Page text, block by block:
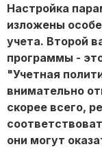
Настройка
изложены
учета. Второй
программы -
"Учетная
внимательно
скорее всего,
они могут